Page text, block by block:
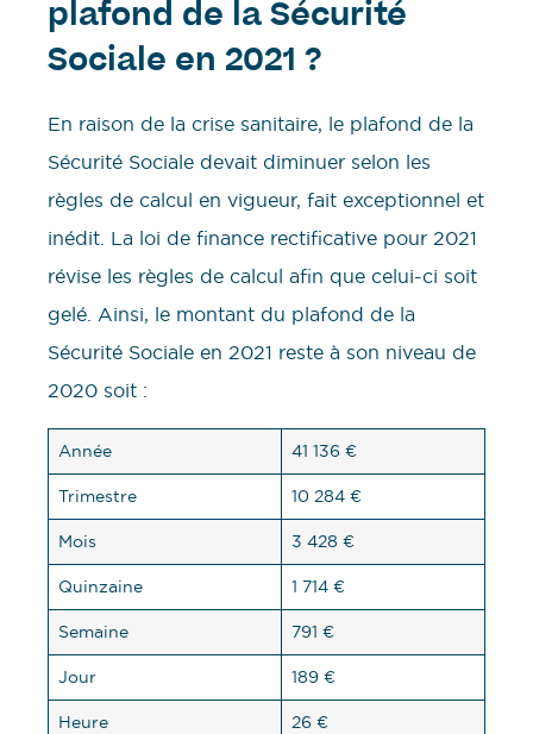
plafond de la Sécurité
Sociale en 2021 ?
En raison de la crise sanitaire, le plafond de la
Sécurité Sociale devait diminuer selon les
règles de calcul en vigueur, fait exceptionnel et
inédit. La loi de finance rectificative pour 2021
révise les règles de calcul afin que celui-ci soit
gelé. Ainsi, le montant du plafond de la
Sécurité Sociale en 2021 reste à son niveau de
2020 soit :
Année 41 136 €
Trimestre 10 284 €
Mois 3 428 €
Quinzaine 1 714 €
Semaine 791 €
Jour 189 €
Heure 26 €